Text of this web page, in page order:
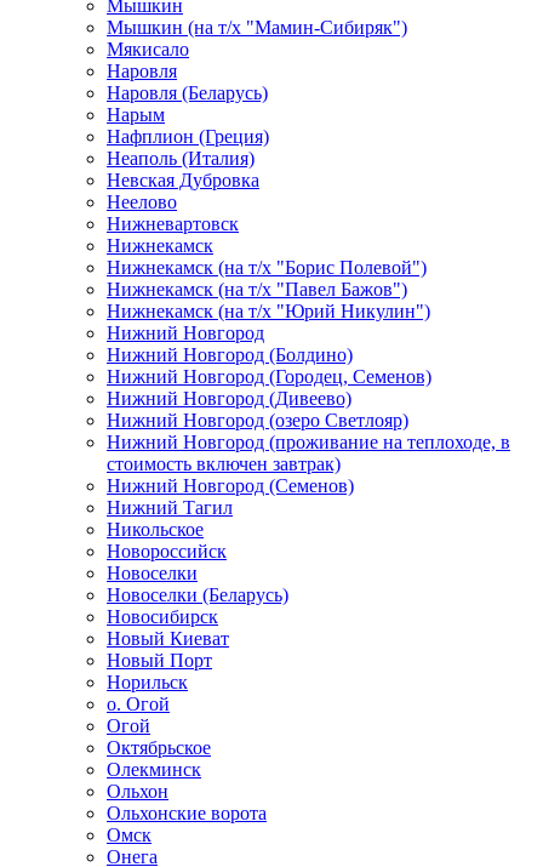
Мышкин
Мышкин (на т/х "Мамин-Сибиряк")
Мякисало
Наровля
Наровля (Беларусь)
Нарым
Нафплион (Греция)
Неаполь (Италия)
Невская Дубровка
Неелово
Нижневартовск
Нижнекамск
Нижнекамск (на т/х "Борис Полевой")
Нижнекамск (на т/х "Павел Бажов")
Нижнекамск (на т/х "Юрий Никулин")
Нижний Новгород
Нижний Новгород (Болдино)
Нижний Новгород (Городец, Семенов)
Нижний Новгород (Дивеево)
Нижний Новгород (озеро Светлояр)
Нижний Новгород (проживание на теплоходе, в
стоимость включен завтрак)
Нижний Новгород (Семенов)
Нижний Тагил
Никольское
Новороссийск
Новоселки
Новоселки (Беларусь)
Новосибирск
Новый Киеват
Новый Порт
Норильск
о. Огой
Огой
Октябрьское
Олекминск
Ольхон
Ольхонские ворота
Омск
Онега